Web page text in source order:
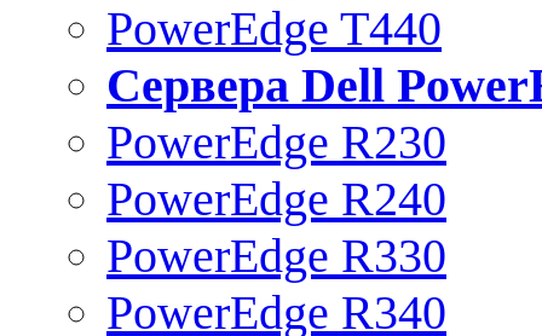
PowerEdge T440
Сервера Dell
PowerEdge R230
PowerEdge R240
PowerEdge R330
PowerEdge R340